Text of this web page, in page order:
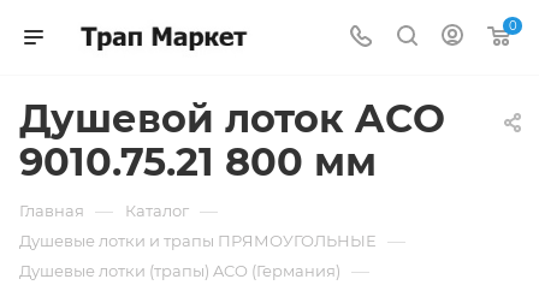
0
Душевой лоток ACO
9010.75.21 800 мм
Главная — Каталог —
Душевые лотки и трапы ПРЯМОУГОЛЬНЫЕ —
Душевые лотки (трапы) ACO (Германия) —